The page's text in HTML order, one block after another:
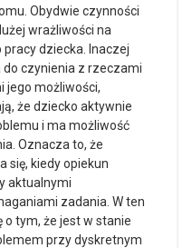
Obydwie czynności
wrażliwości na
dziecka. Inaczej
czynienia z rzeczami
jego możliwości,
że dziecko aktywnie
i ma możliwość
Oznacza to, że
się, kiedy opiekun
aktualnymi
zadania. W ten
o tym, że jest w stanie
przy dyskretnym